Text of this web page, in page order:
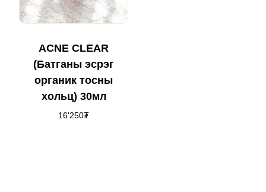
ACNE CLEAR
(Батганы эсрэг
органик тосны
хольц) 30мл
16'250₮